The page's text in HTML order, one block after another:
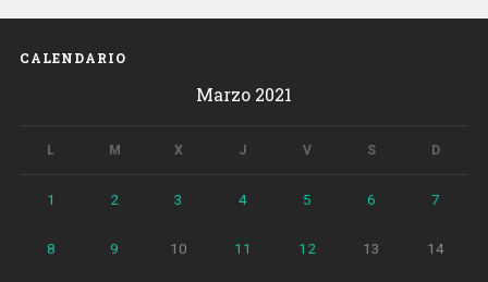
46
CALENDARIO
Marzo 2021
L M X J V S D
1 2 3 4 5 6 7
8 9 10 11 12 13 14